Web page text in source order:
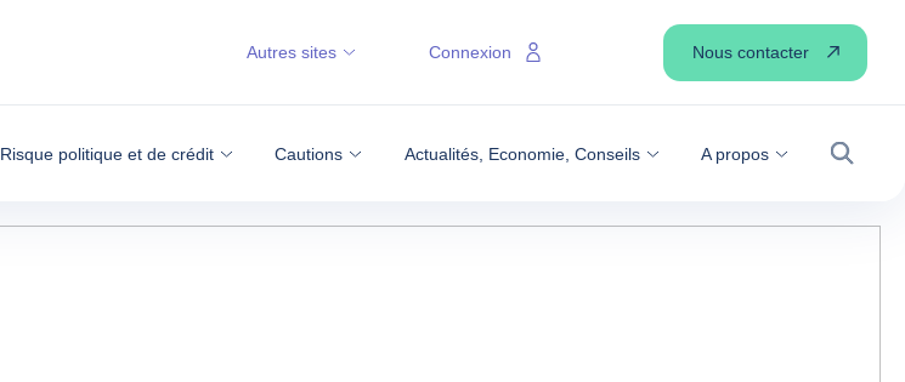
Risque politique et de crédit Cautions Actualités, Economie, Conseils A propos
Autres sites Connexion Nous contacter